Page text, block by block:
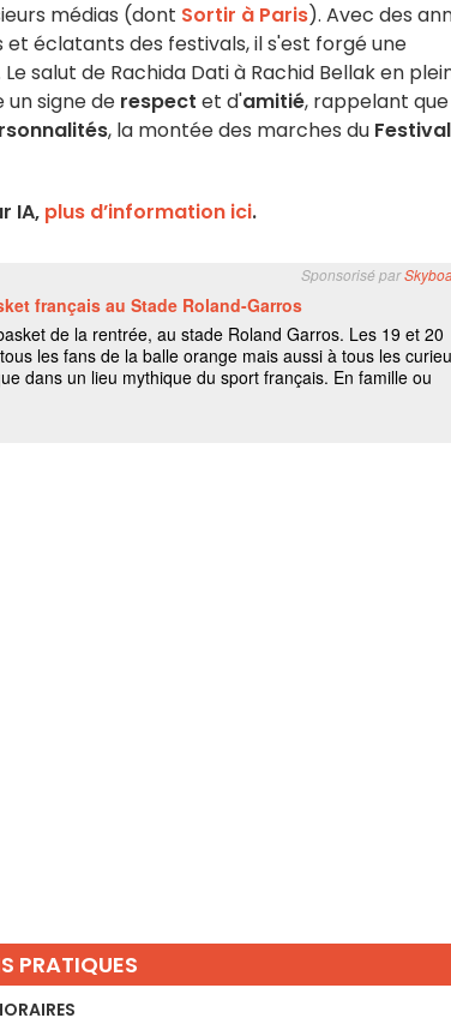
médias (dont Sortir à Paris). Avec des
éclatants des festivals, il s'est forgé une
Le salut de Rachida Dati à Rachid Bellak en
signe de respect et d'amitié, rappelant que
, la montée des marches du
IA, plus d’information ici.
PRATIQUES